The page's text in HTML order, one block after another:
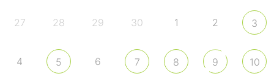
27 28 29 30 1 2 3
4 5 6 7 8 9 10